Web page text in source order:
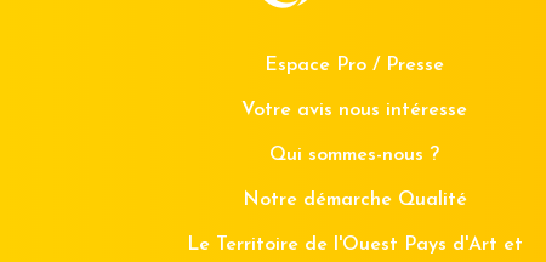
Espace Pro / Presse
Votre avis nous intéresse
Qui sommes-nous ?
Notre démarche Qualité
Le Territoire de l'Ouest Pays d'Art et